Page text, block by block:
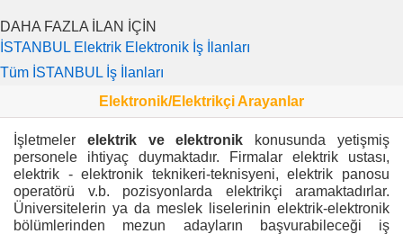
DAHA FAZLA İLAN İÇİN
İSTANBUL Elektrik Elektronik İş İlanları
Tüm İSTANBUL İş İlanları
Elektronik/Elektrikçi Arayanlar
İşletmeler elektrik ve elektronik konusunda yetişmiş
personele ihtiyaç duymaktadır. Firmalar elektrik ustası,
elektrik - elektronik teknikeri-teknisyeni, elektrik panosu
operatörü v.b. pozisyonlarda elektrikçi aramaktadırlar.
Üniversitelerin ya da meslek liselerinin elektrik-elektronik
bölümlerinden mezun adayların başvurabileceği iş